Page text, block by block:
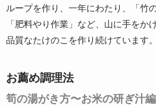
ループを作り、一年にわたり、「竹
「肥料やり作業」など、山に手をか
品質なたけのこを作り続けています。
お薦め調理法
筍の湯がき方〜お米の研ぎ汁